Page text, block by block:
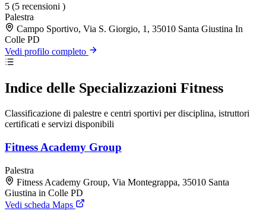
5 (5 recensioni )
Palestra
Campo Sportivo, Via S. Giorgio, 1, 35010 Santa Giustina In
Colle PD
Vedi profilo completo
Indice delle Specializzazioni Fitness
Classificazione di palestre e centri sportivi per disciplina, istruttori
certificati e servizi disponibili
Fitness Academy Group
Palestra
Fitness Academy Group, Via Montegrappa, 35010 Santa
Giustina in Colle PD
Vedi scheda Maps